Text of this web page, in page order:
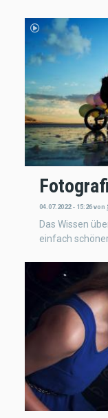
04.07.2022 - 15:26von
Das Wissen
einfach